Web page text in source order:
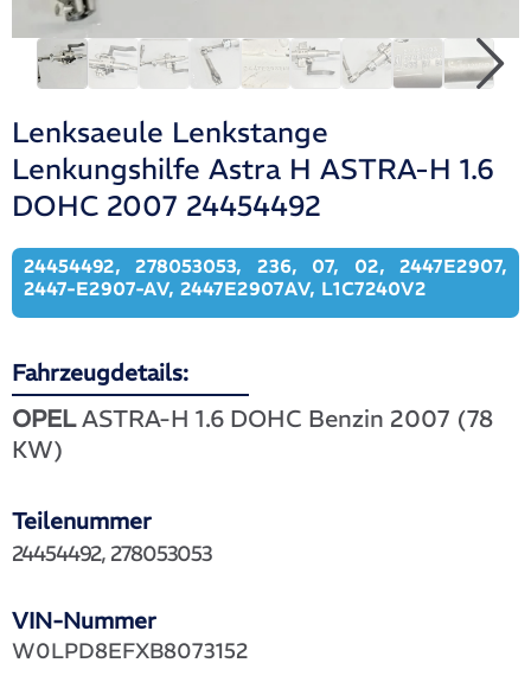
Lenksaeule Lenkstange
Lenkungshilfe Astra H ASTRA-H 1.6
DOHC 2007 24454492
24454492, 278053053, 236, 07, 02, 2447E2907,
2447-E2907-AV, 2447E2907AV, L1C7240V2
Fahrzeugdetails:
OPELASTRA-H 1.6 DOHC Benzin 2007 (78
KW)
Teilenummer
VIN-Nummer
24454492, 278053053
W0LPD8EFXB8073152